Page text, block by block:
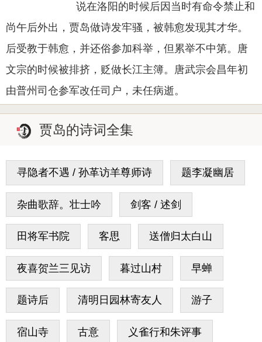
说在洛阳的时候后因当时有命令禁止和
尚午后外出，贾岛做诗发牢骚，被韩愈发现其才华。
后受教于韩愈，并还俗参加科举，但累举不中第。唐
文宗的时候被排挤，贬做长江主簿。唐武宗会昌年初
由普州司仓参军改任司户，未任病逝。
贾岛的诗词全集
寻隐者不遇 / 孙革访羊尊师诗 题李凝幽居
杂曲歌辞。壮士吟 剑客 / 述剑
田将军书院 客思 送僧归太白山
夜喜贺兰三见访 暮过山村 早蝉
题诗后 清明日园林寄友人 游子
宿山寺 古意 义雀行和朱评事